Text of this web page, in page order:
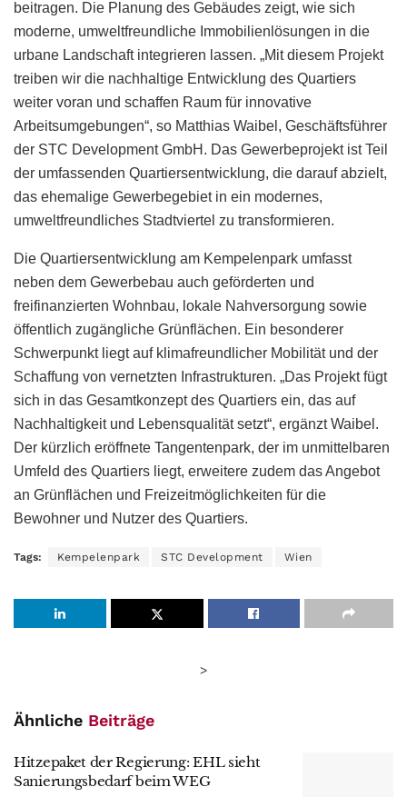
beitragen. Die Planung des Gebäudes zeigt, wie sich
moderne, umweltfreundliche Immobilienlösungen in die
urbane Landschaft integrieren lassen. „Mit diesem Projekt
treiben wir die nachhaltige Entwicklung des Quartiers
weiter voran und schaffen Raum für innovative
Arbeitsumgebungen“, so Matthias Waibel, Geschäftsführer
der STC Development GmbH. Das Gewerbeprojekt ist Teil
der umfassenden Quartiersentwicklung, die darauf abzielt,
das ehemalige Gewerbegebiet in ein modernes,
umweltfreundliches Stadtviertel zu transformieren.
Die Quartiersentwicklung am Kempelenpark umfasst
neben dem Gewerbebau auch geförderten und
freifinanzierten Wohnbau, lokale Nahversorgung sowie
öffentlich zugängliche Grünflächen. Ein besonderer
Schwerpunkt liegt auf klimafreundlicher Mobilität und der
Schaffung von vernetzten Infrastrukturen. „Das Projekt fügt
sich in das Gesamtkonzept des Quartiers ein, das auf
Nachhaltigkeit und Lebensqualität setzt“, ergänzt Waibel.
Der kürzlich eröffnete Tangentenpark, der im unmittelbaren
Umfeld des Quartiers liegt, erweitere zudem das Angebot
an Grünflächen und Freizeitmöglichkeiten für die
Bewohner und Nutzer des Quartiers.
Tags: Kempelenpark STC Development Wien
>
Ähnliche Beiträge
Hitzepaket der Regierung: EHL sieht
Sanierungsbedarf beim WEG